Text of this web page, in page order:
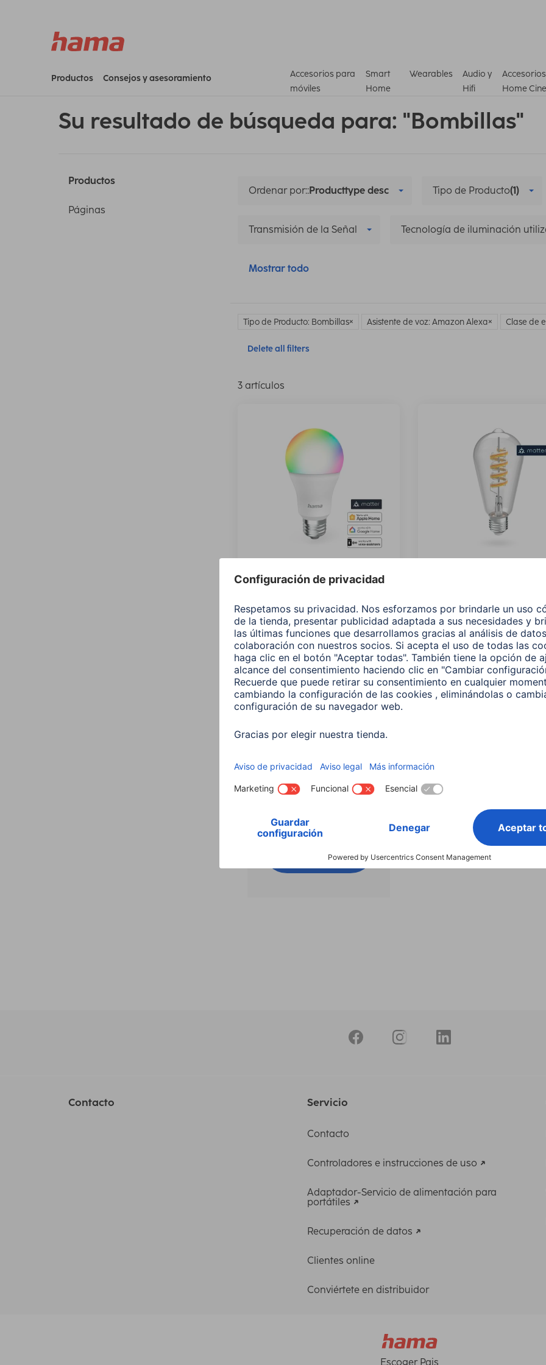
Productos Consejos y asesoramiento
Accesorios para
móviles
Smart
Home
Wearables
Audio y
Hifi
Home
Su resultado de búsqueda para: "Bombillas"
Productos
Páginas
Ordenar por::Producttype desc Tipo de Producto(1)
Transmisión de la Señal Tecnología de iluminación
Mostrar todo
Tipo de Producto: Bombillas Asistente de voz: Amazon Alexa Clase de
Delete all filters
3 artículos
Hama Bombilla LED WLAN
RGBW, Para control por voz
00176640
12,99 EUR
Filamento ST64, RGBW,
Regulable
00176643
27,99 EUR
¿No
encuentras el
producto que
Buscar entre todos
productos
Contacto Servicio
Contacto
Controladores e instrucciones de uso
Adaptador-Servicio de alimentación para
portátiles
Recuperación de datos
Clientes online
Conviértete en distribuidor
Escoger Pais